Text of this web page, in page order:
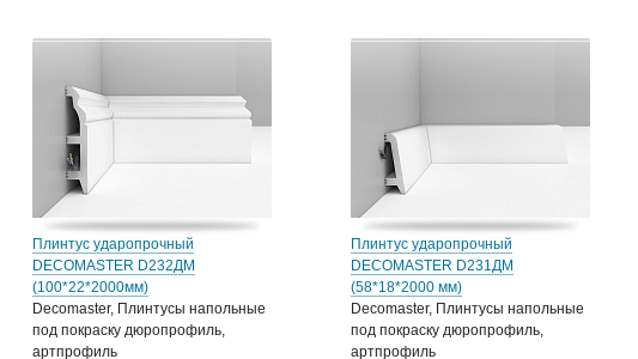
Плинтус ударопрочный
DECOMASTER D232ДМ
(100*22*2000мм)
Decomaster, Плинтусы напольные
под покраску дюропрофиль,
артпрофиль
Плинтус ударопрочный
DECOMASTER D231ДМ
(58*18*2000 мм)
Decomaster, Плинтусы напольные
под покраску дюропрофиль,
артпрофиль